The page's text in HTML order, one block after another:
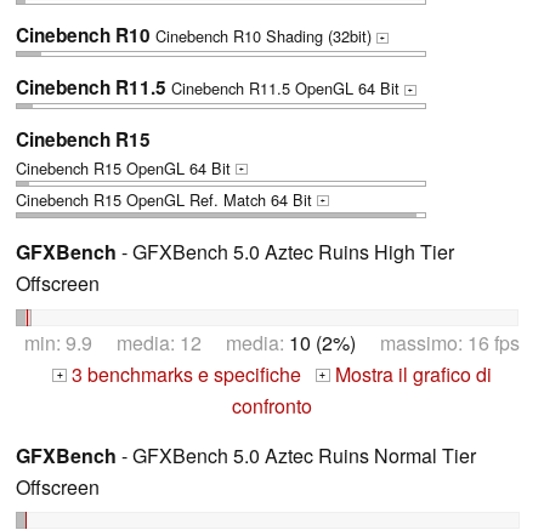
Cinebench R10 Cinebench R10 Shading (32bit) +
Cinebench R11.5 Cinebench R11.5 OpenGL 64 Bit +
Cinebench R15
Cinebench R15 OpenGL 64 Bit +
Cinebench R15 OpenGL Ref. Match 64 Bit +
GFXBench - GFXBench 5.0 Aztec Ruins High Tier
Offscreen
min: 9.9 media: 12 media: 10 (2%) massimo: 16 fps
+ 3 benchmarks e specifiche + Mostra il grafico di
confronto
GFXBench - GFXBench 5.0 Aztec Ruins Normal Tier
Offscreen